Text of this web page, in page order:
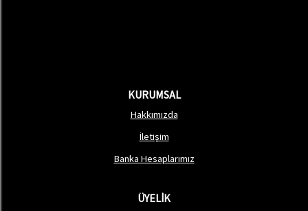
KURUMSAL
Hakkımızda
İletişim
Banka Hesaplarımız
ÜYELİK